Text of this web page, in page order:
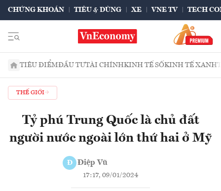
CHỨNG KHOÁN TIÊU & DÙNG XE VNE TV TECH
TIÊU ĐIỂMĐẦU TƯTÀI CHÍNHKINH TẾ SỐKINH TẾ XANH
THẾ GIỚI
Tỷ phú Trung Quốc là chủ đất
người nước ngoài lớn thứ hai ở Mỹ
Đ Điệp Vũ
17:17, 09/01/2024